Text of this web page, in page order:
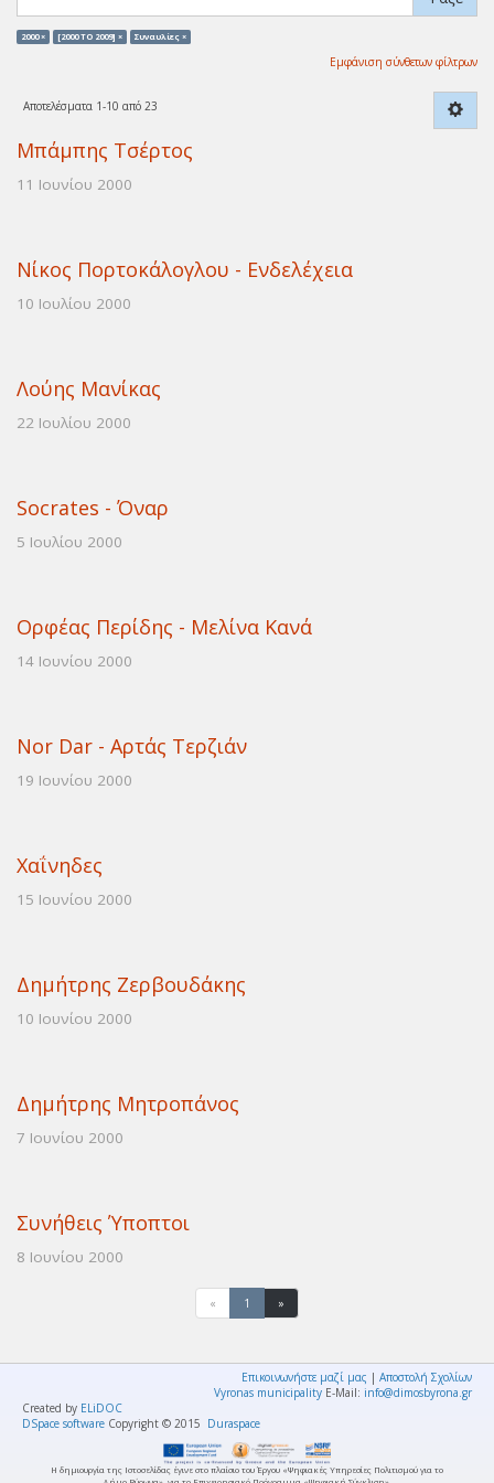
2000 × [2000 TO 2009] × Συναυλίες ×
Εμφάνιση σύνθετων φίλτρων
Αποτελέσματα 1-10 από 23
Μπάμπης Τσέρτος
11 Ιουνίου 2000
Νίκος Πορτοκάλογλου - Ενδελέχεια
10 Ιουλίου 2000
Λούης Μανίκας
22 Ιουλίου 2000
Socrates - Όναρ
5 Ιουλίου 2000
Ορφέας Περίδης - Μελίνα Κανά
14 Ιουνίου 2000
Nor Dar - Αρτάς Τερζιάν
19 Ιουνίου 2000
Χαΐνηδες
15 Ιουνίου 2000
Δημήτρης Ζερβουδάκης
10 Ιουνίου 2000
Δημήτρης Μητροπάνος
7 Ιουνίου 2000
Συνήθεις Ύποπτοι
8 Ιουνίου 2000
« 1 »
Επικοινωνήστε μαζί μας | Αποστολή Σχολίων
Vyronas municipality E-Mail: info@dimosbyrona.gr
Created by ELiDOC
DSpace software Copyright © 2015 Duraspace
Η δημιουργία της Ιστοσελίδας έγινε στο πλαίσιο του Έργου «Ψηφιακές Υπηρεσίες Πολιτισμού για το